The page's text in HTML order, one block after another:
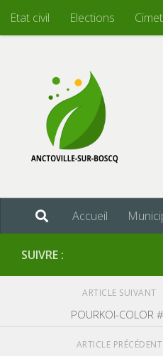
Skip to content
Etat civil Elections
Accueil
SUIVRE :
ARTICLE SUIVANT
POURKOI-COLOR
ARTICLE PRÉCÉDENT